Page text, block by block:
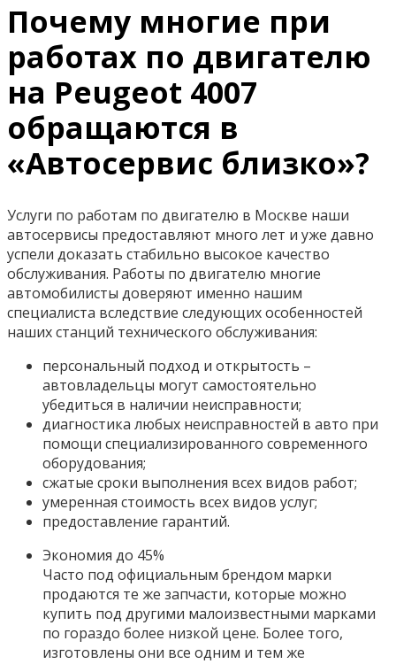
Почему многие при
работах по двигателю
на Peugeot 4007
обращаются в
«Автосервис близко»?
Услуги по работам по двигателю в Москве наши
автосервисы предоставляют много лет и уже давно
успели доказать стабильно высокое качество
обслуживания. Работы по двигателю многие
автомобилисты доверяют именно нашим
специалиста вследствие следующих особенностей
наших станций технического обслуживания:
персональный подход и открытость –
автовладельцы могут самостоятельно
убедиться в наличии неисправности;
диагностика любых неисправностей в авто при
помощи специализированного современного
оборудования;
сжатые сроки выполнения всех видов работ;
умеренная стоимость всех видов услуг;
предоставление гарантий.
Экономия до 45%
Часто под официальным брендом марки
продаются те же запчасти, которые можно
купить под другими малоизвестными марками
по гораздо более низкой цене. Более того,
изготовлены они все одним и тем же